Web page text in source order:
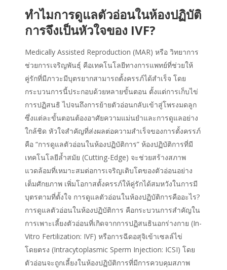
ทำไมการดูแลตัวอ่อนในห้องปฏิบัติ
การจึงเป็นหัวใจของ IVF?
Medically Assisted Reproduction (MAR) หรือ วิทยาการ
ช่วยการเจริญพันธุ์ คือเทคโนโลยีทางการแพทย์ที่ช่วยให้
คู่รักที่มีภาวะมีบุตรยากสามารถตั้งครรภ์ได้สำเร็จ โดย
กระบวนการนี้ประกอบด้วยหลายขั้นตอน ตั้งแต่การเก็บไข่
การปฏิสนธิ ไปจนถึงการย้ายตัวอ่อนกลับเข้าสู่โพรงมดลูก
ซึ่งแต่ละขั้นตอนต้องอาศัยความแม่นยำและการดูแลอย่าง
ใกล้ชิด หัวใจสำคัญที่ส่งผลต่อความสำเร็จของการตั้งครรภ์
คือ “การดูแลตัวอ่อนในห้องปฏิบัติการ” ห้องปฏิบัติการที่มี
เทคโนโลยีล้ำสมัย (Cutting-Edge) จะช่วยสร้างสภาพ
แวดล้อมที่เหมาะสมต่อการเจริญเติบโตของตัวอ่อนอย่าง
เต็มศักยภาพ เพิ่มโอกาสตั้งครรภ์ให้คู่รักได้สมหวังในการมี
บุตรตามที่ตั้งใจ การดูแลตัวอ่อนในห้องปฏิบัติการคืออะไร?
การดูแลตัวอ่อนในห้องปฏิบัติการ คือกระบวนการสำคัญใน
การเพาะเลี้ยงตัวอ่อนที่เกิดจากการปฏิสนธินอกร่างกาย (In-
Vitro Fertilization: IVF) หรือการฉีดอสุจิเข้าเซลล์ไข่
โดยตรง (Intracytoplasmic Sperm Injection: ICSI) โดย
ตัวอ่อนจะถูกเลี้ยงในห้องปฏิบัติการที่มีการควบคุมสภาพ